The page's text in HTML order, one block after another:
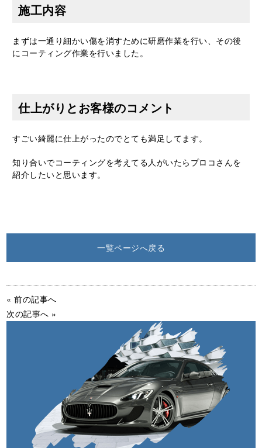
施工内容
まずは一通り細かい傷を消すために研磨作業を行い、その後
にコーティング作業を行いました。
仕上がりとお客様のコメント
すごい綺麗に仕上がったのでとても満足してます。
知り合いでコーティングを考えてる人がいたらプロコさんを
紹介したいと思います。
一覧ページへ戻る
« 前の記事へ
次の記事へ »